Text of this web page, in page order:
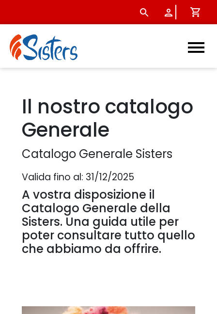
Catalogo generale -
Il nostro catalogo
Generale
Catalogo Generale Sisters
Valida fino al: 31/12/2025
A vostra disposizione il
Catalogo Generale della
Sisters. Una guida utile per
poter consultare tutto quello
che abbiamo da offrire.